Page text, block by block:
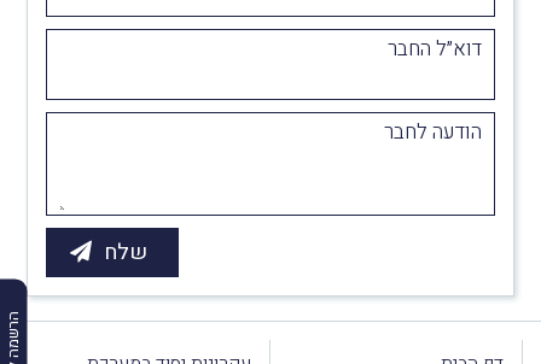
דוא״ל החבר
הודעה לחבר